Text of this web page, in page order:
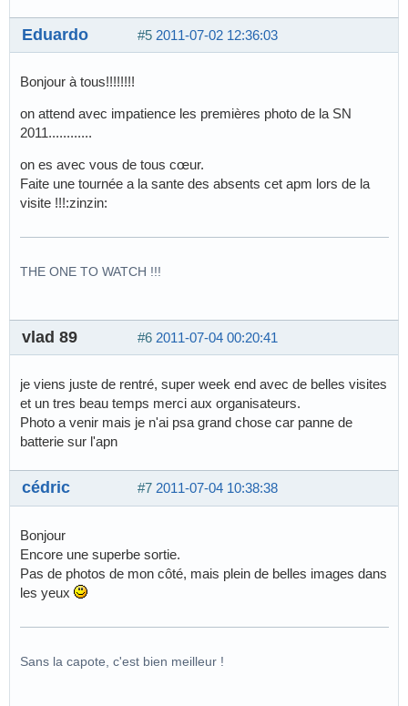
#5 2011-07-02 12:36:03
Eduardo
Bonjour à tous!!!!!!!!
on attend avec impatience les premières photo de la SN
2011............
on es avec vous de tous cœur.
Faite une tournée a la sante des absents cet apm lors de la
visite !!!:zinzin:
THE ONE TO WATCH !!!
#6 2011-07-04 00:20:41
vlad 89
je viens juste de rentré, super week end avec de belles visites
et un tres beau temps merci aux organisateurs.
Photo a venir mais je n'ai psa grand chose car panne de
batterie sur l'apn
#7 2011-07-04 10:38:38
cédric
Bonjour
Encore une superbe sortie.
Pas de photos de mon côté, mais plein de belles images dans
les yeux
Sans la capote, c'est bien meilleur !